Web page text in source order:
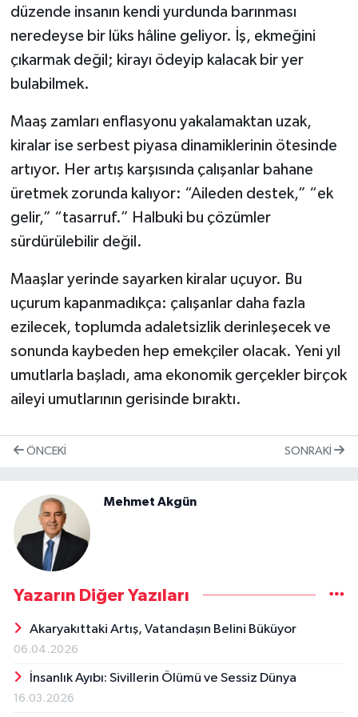
düzende insanın kendi yurdunda barınması
neredeyse bir lüks hâline geliyor. İş, ekmeğini
çıkarmak değil; kirayı ödeyip kalacak bir yer
bulabilmek.
Maaş zamları enflasyonu yakalamaktan uzak,
kiralar ise serbest piyasa dinamiklerinin ötesinde
artıyor. Her artış karşısında çalışanlar bahane
üretmek zorunda kalıyor: “Aileden destek,” “ek
gelir,” “tasarruf.” Halbuki bu çözümler
sürdürülebilir değil.
Maaşlar yerinde sayarken kiralar uçuyor. Bu
uçurum kapanmadıkça: çalışanlar daha fazla
ezilecek, toplumda adaletsizlik derinleşecek ve
sonunda kaybeden hep emekçiler olacak. Yeni yıl
umutlarla başladı, ama ekonomik gerçekler birçok
aileyi umutlarının gerisinde bıraktı.
ÖNCEKI SONRAKI
Mehmet Akgün
Yazarın Diğer Yazıları
Akaryakıttaki Artış, Vatandaşın Belini Büküyor
06.04.2026
İnsanlık Ayıbı: Sivillerin Ölümü ve Sessiz Dünya
16.03.2026